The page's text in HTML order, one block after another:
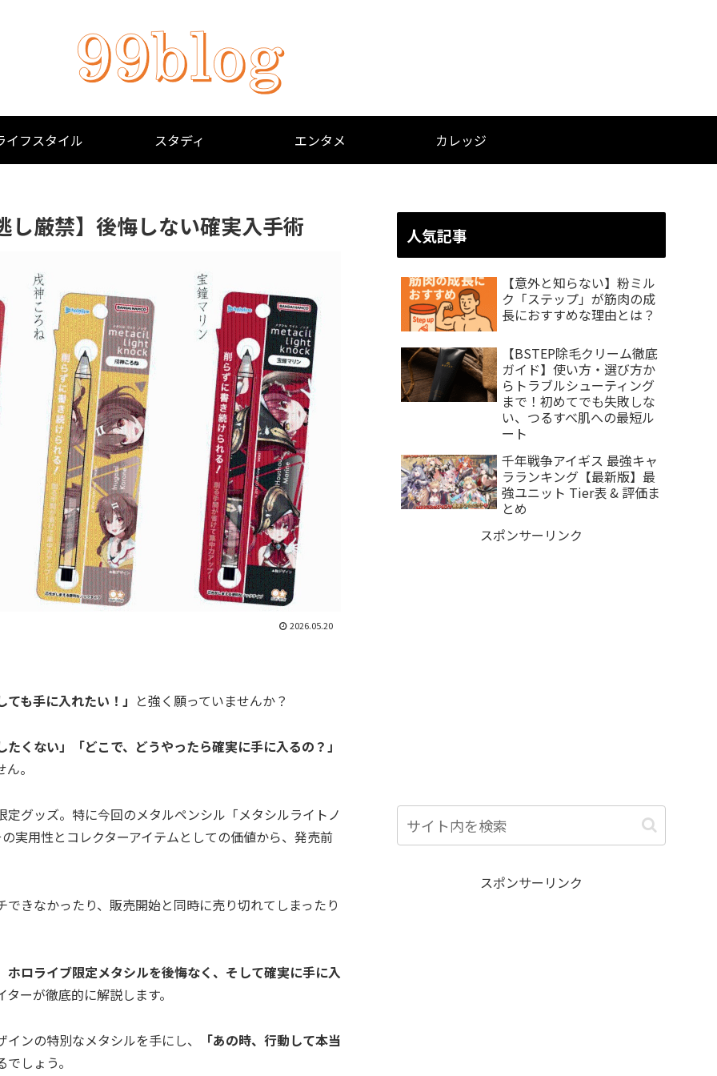
イフスタイル スタディ エンタメ カレッジ
厳禁】後悔しない確実入手術
2026.05.20
も手に入れたい！」 と強く願っていませんか？
くない」「どこで、どうやったら確実に手に入るの？」
。
グッズ。特に今回のメタルペンシル「メタシルライトノ
用性とコレクターアイテムとしての価値から、発売前
きなかったり、販売開始と同時に売り切れてしまったり
ホロライブ限定メタシルを後悔なく、そして確実に手に入
ーが徹底的に解説します。
ンの特別なメタシルを手にし、
「あの時、行動して本当
しょう。
人気記事
【意外と知らない】粉ミル
ク「ステップ」が筋肉の成
長におすすめな理由とは？
【BSTEP除毛クリーム徹底
ガイド】使い方・選び方か
らトラブルシューティング
まで！初めてでも失敗しな
い、つるすべ肌への最短ル
ート
千年戦争アイギス 最強キャ
ラランキング【最新版】最
強ユニット Tier表 & 評価ま
とめ
スポンサーリンク
スポンサーリンク